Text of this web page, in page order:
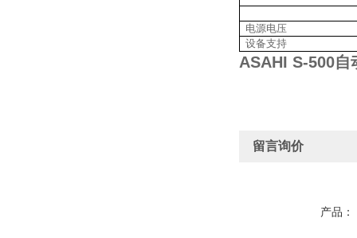
电源电压
设备支持
ASAHI S-500自
留言询价
产品：